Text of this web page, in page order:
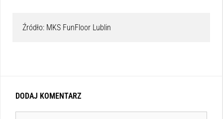
Źródło: MKS FunFloor Lublin
DODAJ KOMENTARZ